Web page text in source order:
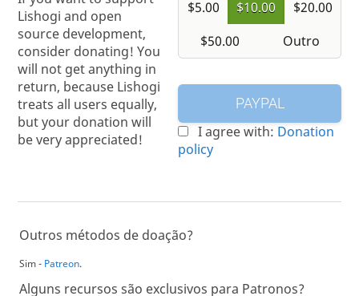
Lishogi and open
source development,
consider donating! You
will not get anything in
return, because Lishogi
treats all users equally,
but your donation will
be very appreciated!
$5.00 $10.00
$20.00
$50.00
Outro
PAYPAL
I agree with: Donation
policy
Outros métodos de doação?
Sim - Patreon.
Alguns recursos são exclusivos para Patronos?